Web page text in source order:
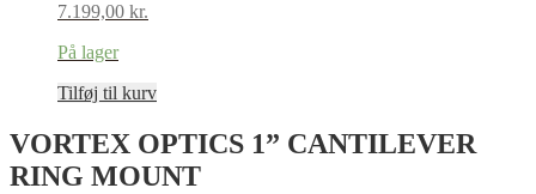
7.199,00 kr.
På lager
Tilføj til kurv
VORTEX OPTICS 1” CANTILEVER
RING MOUNT